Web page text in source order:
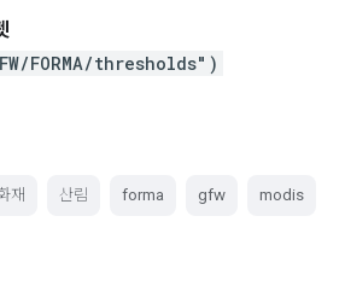
FORMA/thresholds")
재 산림 forma gfw modis